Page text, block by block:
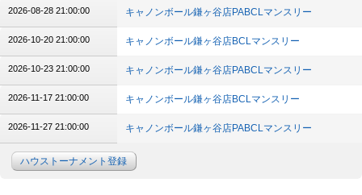
2026-08-28 21:00:00 キャノンボール鎌ヶ谷店PABCLマンスリー
2026-10-20 21:00:00 キャノンボール鎌ヶ谷店BCLマンスリー
2026-10-23 21:00:00 キャノンボール鎌ヶ谷店PABCLマンスリー
2026-11-17 21:00:00 キャノンボール鎌ヶ谷店BCLマンスリー
2026-11-27 21:00:00 キャノンボール鎌ヶ谷店PABCLマンスリー
ハウストーナメント登録